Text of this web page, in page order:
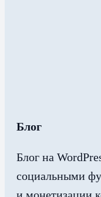
Блог
Блог на
социальными